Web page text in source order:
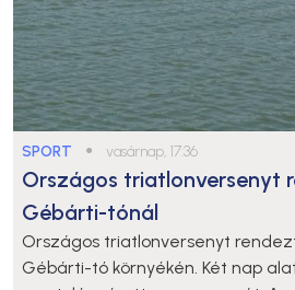
SPORT ● vasárnap, 17:36
Országos triatlonversenyt
Gébárti-tónál
Országos triatlonversenyt
Gébárti-tó környékén. Két nap